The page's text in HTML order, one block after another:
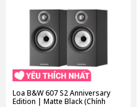
Loa B&W 607 S2 Anniversary
Edition | Matte Black (Chính